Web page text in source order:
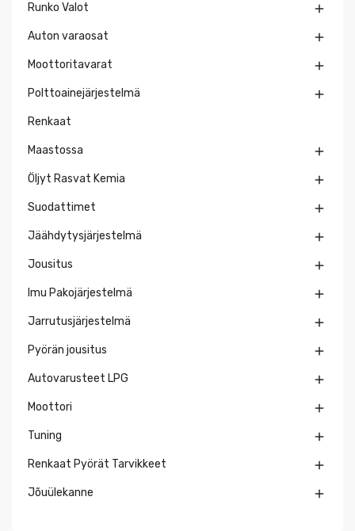
Runko Valot 
Auton varaosat 
Moottoritavarat 
Polttoainejärjestelmä 
Renkaat
Maastossa 
Öljyt Rasvat Kemia 
Suodattimet 
Jäähdytysjärjestelmä 
Jousitus 
Imu Pakojärjestelmä 
Jarrutusjärjestelmä 
Pyörän jousitus 
Autovarusteet LPG 
Moottori 
Tuning 
Renkaat Pyörät Tarvikkeet 
Jõuülekanne 